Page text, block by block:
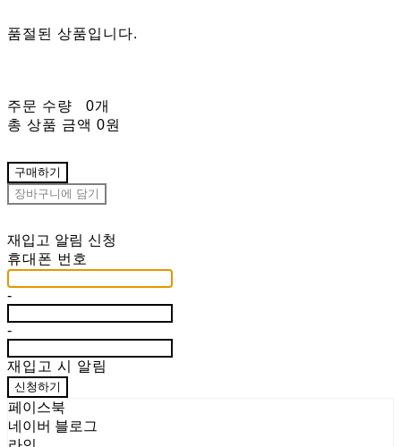
품절된 상품입니다.
주문 수량
0개
총 상품 금액 0원
구매하기
장바구니에 담기
재입고 알림 신청
휴대폰 번호
-
-
재입고 시 알림
신청하기
페이스북
네이버 블로그